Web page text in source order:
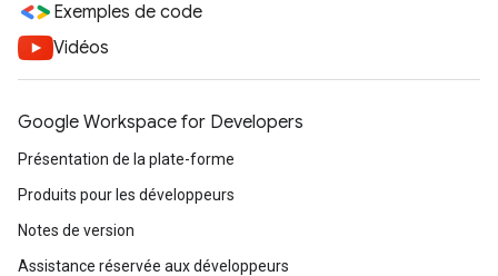
Exemples de code
Vidéos
Google Workspace for Developers
Présentation de la plate-forme
Produits pour les développeurs
Notes de version
Assistance réservée aux développeurs